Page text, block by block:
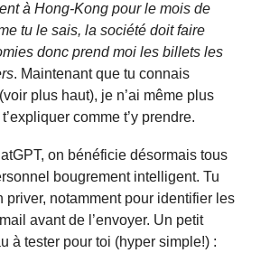
à Hong-Kong pour le mois de
tu le sais, la société doit faire
donc prend moi les billets les
. Maintenant que tu connais
plus haut), je n’ai même plus
comme t’y prendre.
on bénéficie désormais tous
bougrement intelligent. Tu
priver, notamment pour identifier les
avant de l’envoyer. Un petit
à tester pour toi (hyper simple!) :